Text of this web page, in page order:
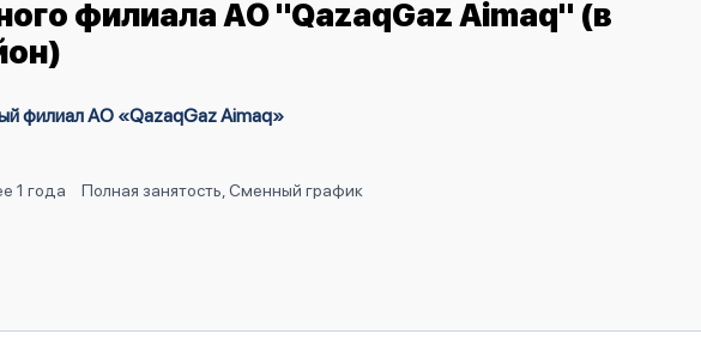
филиала АО "QazaqGaz Aimaq" (в
филиал АО «QazaqGaz Aimaq»
1 года Полная занятость, Сменный график